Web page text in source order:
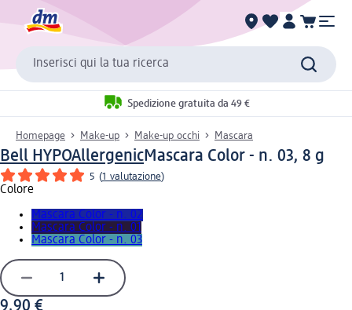
Inserisci qui la tua ricerca
Spedizione gratuita da 49 €
Homepage Make-up Make-up occhi Mascara
Bell HYPOAllergenicMascara Color - n. 03, 8 g
5 (1 valutazione)
Colore
Mascara Color - n. 02
Mascara Color - n. 01
Mascara Color - n. 03
9,90 €